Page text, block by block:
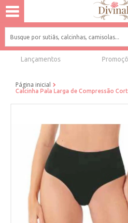
Lançamentos
Página inicial
Calcinha Pala Larga de Compressão